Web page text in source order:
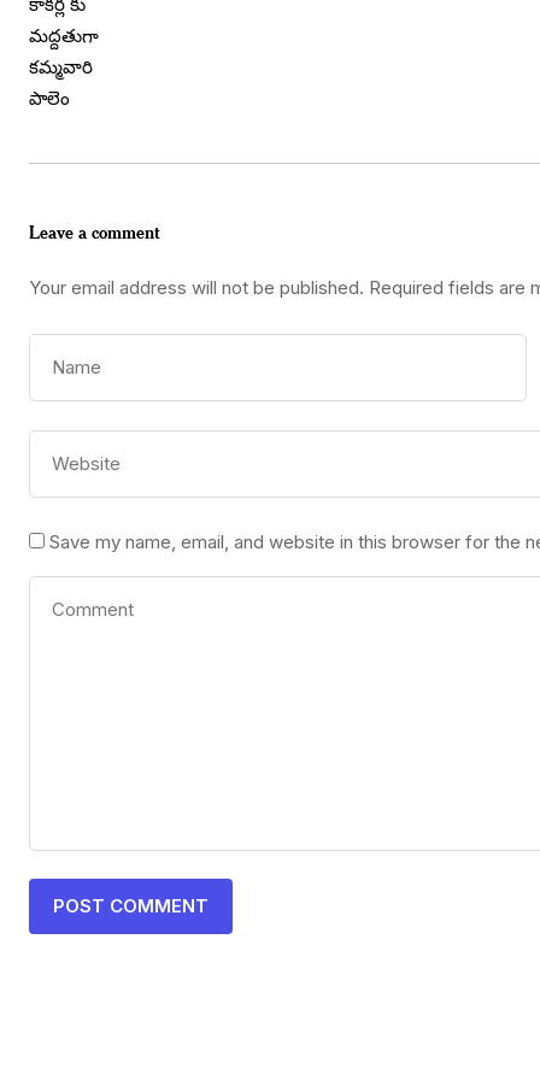
Leave a comment
Your email address will not be published. Required fields are
Save my name, email, and website in this browser for the